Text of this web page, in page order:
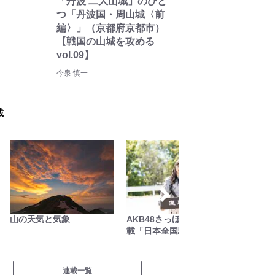
つ「丹波国・周山城〈前
編〉」（京都府京都市）
【戦国の山城を攻める
vol.09】
今泉 慎一
山の天気と気象
AKB48さっほーの動画連
載「日本全国駅弁の旅」
連載一覧